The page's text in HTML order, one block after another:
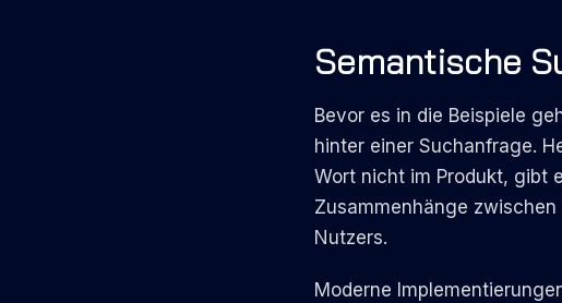
Semantische
Bevor es in die Beispiele
hinter einer Suchanfrage.
Wort nicht im Produkt, gibt
Zusammenhänge
Nutzers.
Moderne